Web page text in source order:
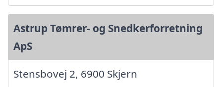
Astrup Tømrer- og Snedkerforretning
ApS
Stensbovej 2, 6900 Skjern